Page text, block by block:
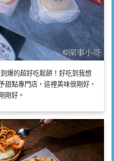
爆的超好吃鬆餅！好吃到我想
甜點專門店，這裡美味很剛好，
剛好。